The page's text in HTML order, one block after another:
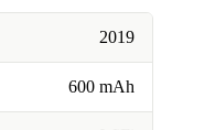
2019
600 mAh